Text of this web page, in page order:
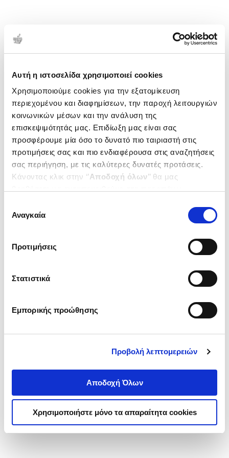
Αυτή η ιστοσελίδα χρησιμοποιεί cookies
Χρησιμοποιούμε cookies για την εξατομίκευση
περιεχομένου και διαφημίσεων, την παροχή λειτουργιών
κοινωνικών μέσων και την ανάλυση της
επισκεψιμότητάς μας. Επιδίωξη μας είναι σας
προσφέρουμε μία όσο το δυνατό πιο ταιριαστή στις
προτιμήσεις σας και πιο ενδιαφέρουσα στις αναζητήσεις
σας περιήγηση, με τις καλύτερες δυνατές προτάσεις.
Κάνοντας κλικ στην ‘’Αποδοχή όλων’’ θα μας
ενδιαφέρουν και να επιλέξετε από τα παρακάτω με την
΄΄και να ενημερωθείτε σχετικά με
συγκατάθεσης
Αναγκαία
Προτιμήσεις
Στατιστικά
Εμπορικής προώθησης
Προβολή λεπτομερειών
Αποδοχή Όλων
Χρησιμοποιήστε μόνο τα απαραίτητα cookies